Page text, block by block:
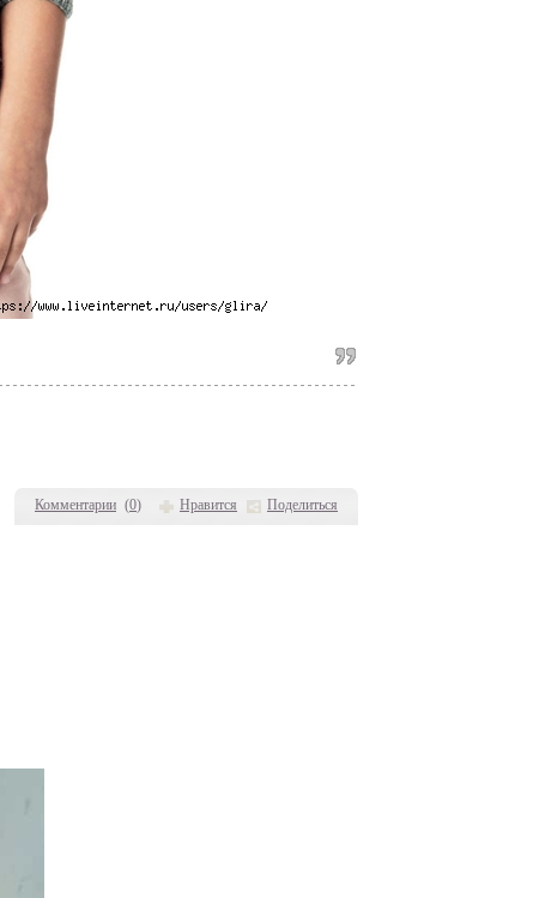
Комментарии (0) Нравится Поделиться